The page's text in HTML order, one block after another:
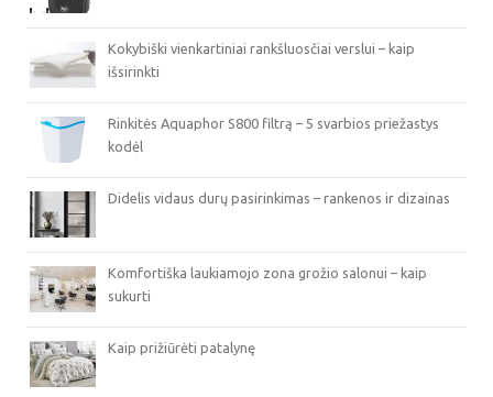
Kokybiški vienkartiniai rankšluosčiai verslui – kaip
išsirinkti
Rinkitės Aquaphor S800 filtrą – 5 svarbios priežastys
kodėl
Didelis vidaus durų pasirinkimas – rankenos ir dizainas
Komfortiška laukiamojo zona grožio salonui – kaip
sukurti
Kaip prižiūrėti patalynę